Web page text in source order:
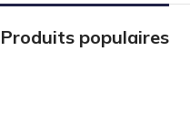
Produits populaires